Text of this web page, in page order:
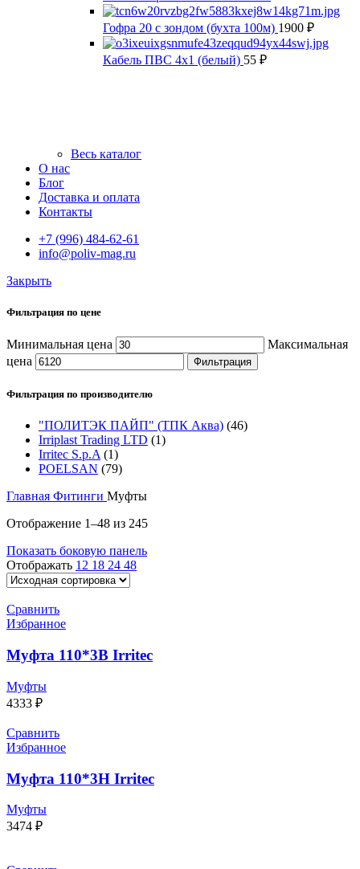
Гофра 20 с зондом (бухта 100м) 1900 ₽
Кабель ПВС 4х1 (белый) 55 ₽
Весь каталог
О нас
Блог
Доставка и оплата
Контакты
+7 (996) 484-62-61
info@poliv-mag.ru
Закрыть
Фильтрация по цене
Минимальная цена
Максимальная
цена
Фильтрация
Фильтрация по производителю
"ПОЛИТЭК ПАЙП" (ТПК Аква) (46)
Irriplast Trading LTD (1)
Irritec S.p.A (1)
POELSAN (79)
Главная Фитинги Муфты
Отображение 1–48 из 245
Показать боковую панель
Отображать 12 18 24 48
Сравнить
Избранное
Муфта 110*3В Irritec
Муфты
4333 ₽
Сравнить
Избранное
Муфта 110*3Н Irritec
Муфты
3474 ₽